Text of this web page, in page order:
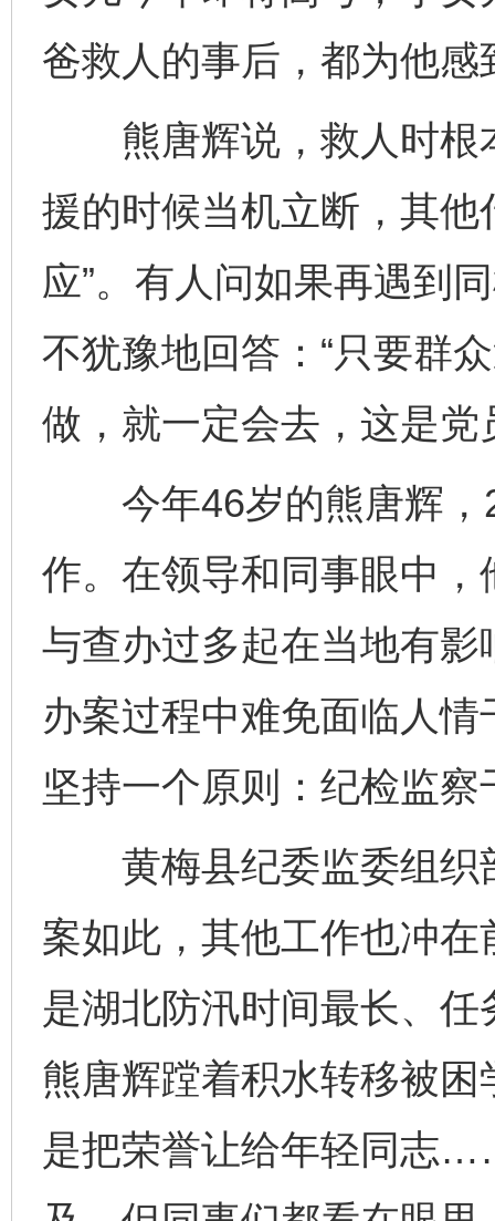
爸救人的事后，都为他感
熊唐辉说，救人时根
援的时候当机立断，其
应”。有人问如果再遇到
不犹豫地回答：“只要群
做，就一定会去，这是党
今年46岁的熊唐辉，
作。在领导和同事眼中
与查办过多起在当地有
办案过程中难免面临人
坚持一个原则：纪检监
黄梅县纪委监委组织
案如此，其他工作也冲在
是湖北防汛时间最长、
熊唐辉蹚着积水转移被
是把荣誉让给年轻同志